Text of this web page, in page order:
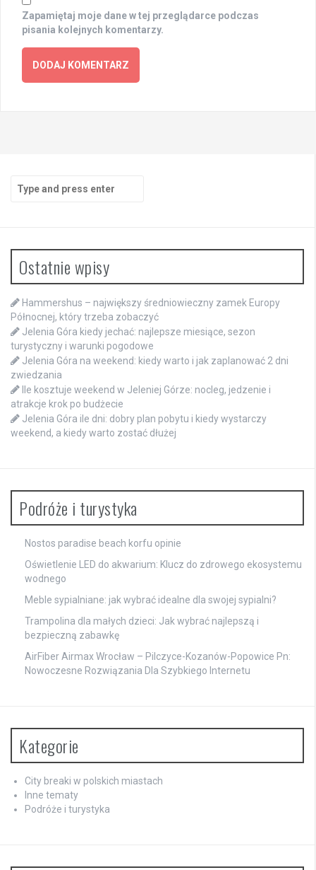
Zapamiętaj moje dane w tej przeglądarce podczas
pisania kolejnych komentarzy.
for:
Ostatnie wpisy
Hammershus – największy średniowieczny zamek Europy
Północnej, który trzeba zobaczyć
Jelenia Góra kiedy jechać: najlepsze miesiące, sezon
turystyczny i warunki pogodowe
Jelenia Góra na weekend: kiedy warto i jak zaplanować 2 dni
zwiedzania
Ile kosztuje weekend w Jeleniej Górze: nocleg, jedzenie i
atrakcje krok po budżecie
Jelenia Góra ile dni: dobry plan pobytu i kiedy wystarczy
weekend, a kiedy warto zostać dłużej
Podróże i turystyka
Nostos paradise beach korfu opinie
Oświetlenie LED do akwarium: Klucz do zdrowego ekosystemu
wodnego
Meble sypialniane: jak wybrać idealne dla swojej sypialni?
Trampolina dla małych dzieci: Jak wybrać najlepszą i
bezpieczną zabawkę
AirFiber Airmax Wrocław – Pilczyce-Kozanów-Popowice Pn:
Nowoczesne Rozwiązania Dla Szybkiego Internetu
Kategorie
City breaki w polskich miastach
Inne tematy
Podróże i turystyka